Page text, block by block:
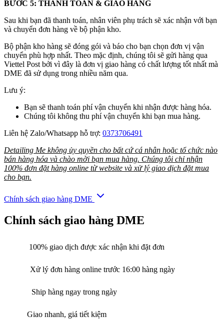
BƯỚC 5: THANH TOÁN & GIAO HÀNG
Sau khi bạn đã thanh toán, nhân viên phụ trách sẽ xác nhận với bạn
và chuyển đơn hàng về bộ phận kho.
Bộ phận kho hàng sẽ đóng gói và báo cho bạn chọn đơn vị vận
chuyển phù hợp nhất. Theo mặc định, chúng tôi sẽ gửi hàng qua
Viettel Post bởi vì đây là đơn vị giao hàng có chất lượng tốt nhất mà
DME đã sử dụng trong nhiều năm qua.
Lưu ý:
Bạn sẽ thanh toán phí vận chuyển khi nhận được hàng hóa.
Chúng tôi không thu phí vận chuyển khi bạn mua hàng.
Liên hệ Zalo/Whatsapp hỗ trợ: 0373706491
Detailing Me không ủy quyền cho bất cứ cá nhân hoặc tổ chức nào
bán hàng hóa và chào mời bạn mua hàng. Chúng tôi chỉ nhận
100% đơn đặt hàng online từ website và xử lý giao dịch đặt mua
cho bạn.
Chính sách giao hàng DME
Chính sách giao hàng DME
100% giao dịch được xác nhận khi đặt đơn
Xử lý đơn hàng online trước 16:00 hàng ngày
Ship hàng ngay trong ngày
Giao nhanh, giá tiết kiệm